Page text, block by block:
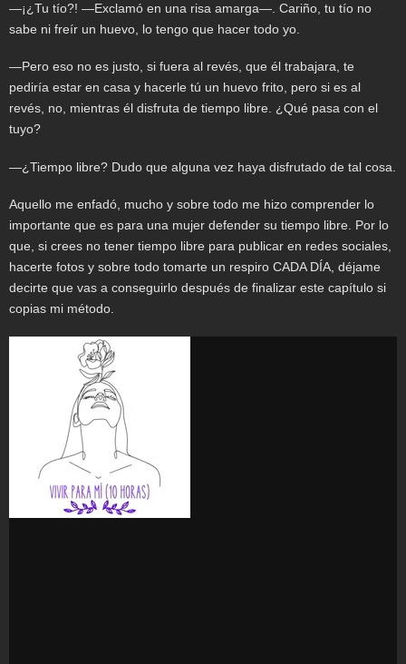
—¡¿Tu tío?! —Exclamó en una risa amarga—. Cariño, tu tío no
sabe ni freír un huevo, lo tengo que hacer todo yo.
—Pero eso no es justo, si fuera al revés, que él trabajara, te
pediría estar en casa y hacerle tú un huevo frito, pero si es al
revés, no, mientras él disfruta de tiempo libre. ¿Qué pasa con el
tuyo?
—¿Tiempo libre? Dudo que alguna vez haya disfrutado de tal cosa.
Aquello me enfadó, mucho y sobre todo me hizo comprender lo
importante que es para una mujer defender su tiempo libre. Por lo
que, si crees no tener tiempo libre para publicar en redes sociales,
hacerte fotos y sobre todo tomarte un respiro CADA DÍA, déjame
decirte que vas a conseguirlo después de finalizar este capítulo si
copias mi método.